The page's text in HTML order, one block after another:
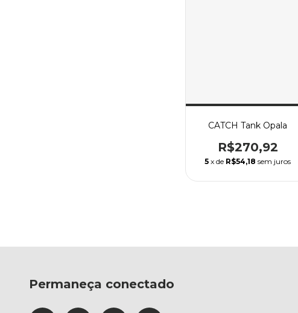
CATCH Tank Opala
R$270,92
5 x de R$54,18 sem juros
Permaneça conectado